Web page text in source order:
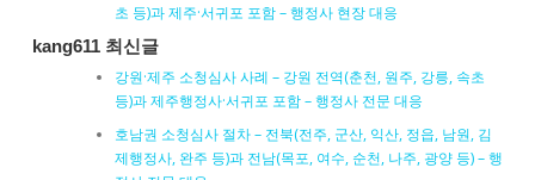
초 등)과 제주·서귀포 포함 – 행정사 현장 대응
kang611 최신글
강원·제주 소청심사 사례 – 강원 전역(춘천, 원주, 강릉, 속초
등)과 제주행정사·서귀포 포함 – 행정사 전문 대응
호남권 소청심사 절차 – 전북(전주, 군산, 익산, 정읍, 남원, 김
제행정사, 완주 등)과 전남(목포, 여수, 순천, 나주, 광양 등) – 행